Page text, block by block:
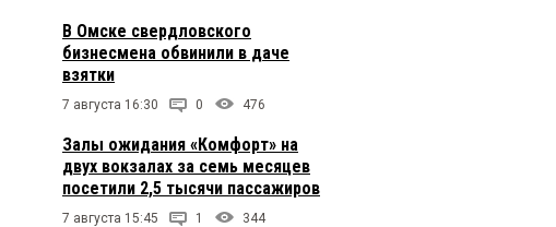
В Омске свердловского
бизнесмена обвинили в даче
взятки
7 августа 16:30 0 476
Залы ожидания «Комфорт» на
двух вокзалах за семь месяцев
посетили 2,5 тысячи пассажиров
7 августа 15:45 1 344